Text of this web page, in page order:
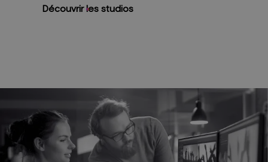
Découvrir les studios